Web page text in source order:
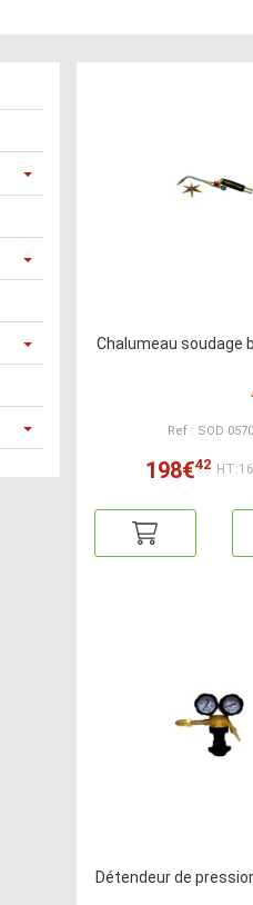
Chalumeau soudage
Ref : SOD
198€42
Détendeur de